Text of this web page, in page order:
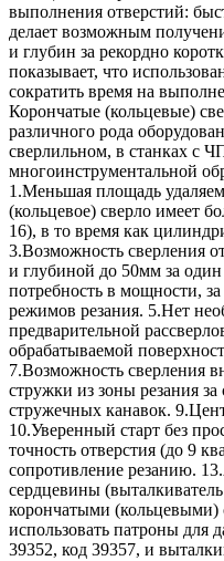
выполнения отверстий:
делает возможным
и глубин за рекордно
показывает, что
сократить время на
Корончатые (кольцевые)
различного рода
сверлильном, в станках с
многоинструментальной
1.Меньшая площадь
(кольцевое) сверло имеет
16), в то время как
3.Возможность сверления
и глубиной до 50мм за
потребность в мощности,
режимов резания. 5.Нет
предварительной
обрабатываемой
7.Возможность сверления
стружки из зоны резания за
стружечных канавок.
10.Уверенный старт без
точность отверстия (до 9
сопротивление резанию.
сердцевины
корончатыми (кольцевыми)
использовать патроны для
39352, код 39357, и